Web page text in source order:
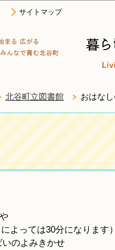
サイトマップ
北谷町立図書館 おはな
よっては30分になります
のよみきかせ